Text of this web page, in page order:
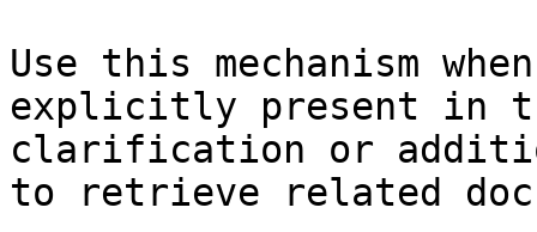
Use this mechanism
explicitly present in
clarification or